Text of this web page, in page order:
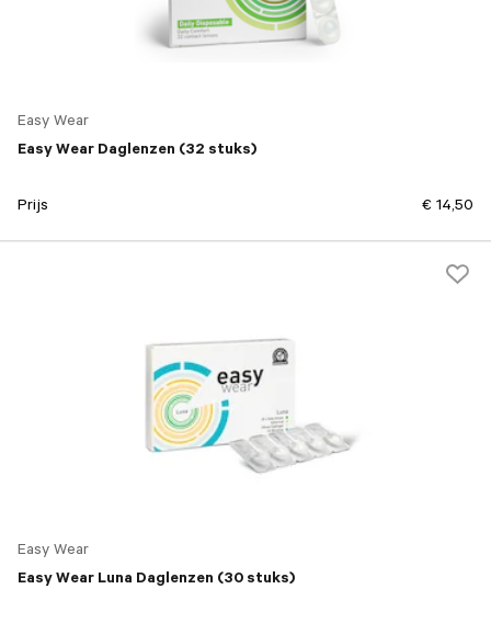
Easy Wear
Easy Wear Daglenzen (32 stuks)
Prijs € 14,50
Easy Wear
Easy Wear Luna Daglenzen (30 stuks)